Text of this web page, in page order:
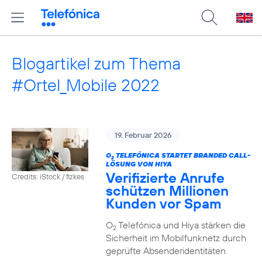
Blogartikel zum Thema
#Ortel_Mobile 2022
Credits: iStock / fizkes
19. Februar 2026
O2TELEFÓNICA STARTET BRANDED CALL-
LÖSUNG VON HIYA
Verifizierte Anrufe
schützen Millionen
Kunden vor Spam
O2Telefónica und Hiya stärken die
Sicherheit im Mobilfunknetz durch
geprüfte Absenderidentitäten